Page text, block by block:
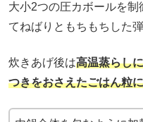
大小2つの圧カボールを
てねばりともちもちした
炊きあげ後は高温蒸らし
つきをおさえたごはん粒